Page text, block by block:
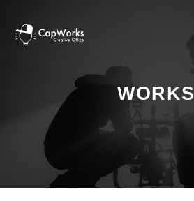
WORKS